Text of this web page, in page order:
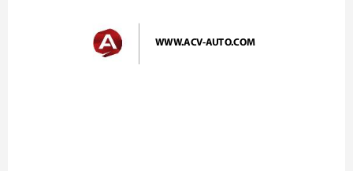
WWW.ACV-AUTO.COM